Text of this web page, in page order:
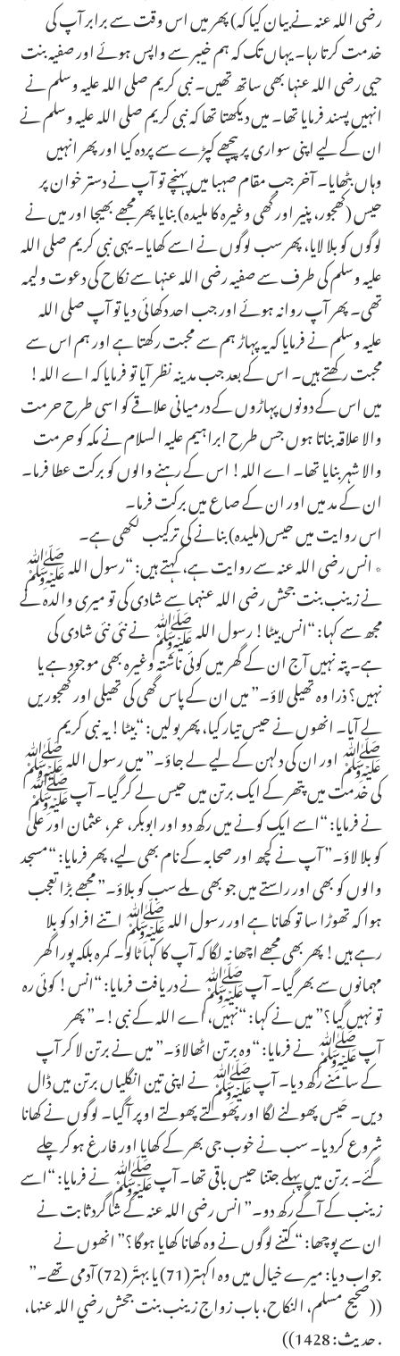
رضی اللہ عنہ نے بیان کیا کہ) پھر میں اس وقت سے برابر آپ کی
خدمت کرتا رہا۔ یہاں تک کہ ہم خیبر سے واپس ہوئے اور صفیہ بنت
حیی رضی اللہ عنہا بھی ساتھ تھیں۔ نبی کریم صلی اللہ علیہ وسلم نے
انہیں پسند فرمایا تھا۔ میں دیکھتا تھا کہ نبی کریم صلی اللہ علیہ وسلم نے
ان کے لیے اپنی سواری پر پیچھے کپڑے سے پردہ کیا اور پھر انہیں
وہاں بٹھایا۔ آخر جب مقام صہبا میں پہنچے تو آپ نے دستر خوان پر
حیس (کھجور، پنیر اور گھی وغیرہ کا ملیدہ) بنایا پھر مجھے بھیجا اور میں نے
لوگوں کو بلا لایا، پھر سب لوگوں نے اسے کھایا۔ یہی نبی کریم صلی اللہ
علیہ وسلم کی طرف سے صفیہ رضی اللہ عنہا سے نکاح کی دعوت ولیمہ
تھی۔ پھر آپ روانہ ہوئے اور جب احد دکھائی دیا تو آپ صلی اللہ
علیہ وسلم نے فرمایا کہ یہ پہاڑ ہم سے محبت رکھتا ہے اور ہم اس سے
محبت رکھتے ہیں۔ اس کے بعد جب مدینہ نظر آیا تو فرمایا کہ اے اللہ!
میں اس کے دونوں پہاڑوں کے درمیانی علاقے کو اسی طرح حرمت
والا علاقہ بناتا ہوں جس طرح ابراہیم علیہ السلام نے مکہ کو حرمت
والا شہر بنایا تھا۔ اے اللہ! اس کے رہنے والوں کو برکت عطا فرما۔
ان کے مد میں اور ان کے صاع میں برکت فرما۔
اس روایت میں حیس(ملیدہ) بنانے کی ترکیب لکھی ہے۔
٭ انس رضی اللہ عنہ سے روایت ہے، کہتے ہیں: “رسول اللہ ﷺ
نے زینب بنت جحش رضی اللہ عنہما سے شادی کی تو میری والدہ نے
مجھ سے کہا: “انس بیٹا! رسول اللہ ﷺ نے نئی نئی شادی کی
ہے۔ پتہ نہیں آج ان کے گھر میں کوئی ناشتہ وغیرہ بھی موجود ہے یا
نہیں؟ ذرا وہ تھیلی لاؤ۔” میں ان کے پاس گھی کی تھیلی اور کھجوریں
لے آیا۔ انھوں نے حیس تیار کیا، پھر بولیں: “بیٹا! یہ نبی کریم
ﷺ اور ان کی دلہن کے لیے لے جاؤ۔” میں رسول اللہ ﷺ
کی خدمت میں پتھر کے ایک برتن میں حیس لے کر گیا۔ آپﷺ
نے فرمایا: “اسے ایک کونے میں رکھ دو اور ابوبکر، عمر، عثمان اور علی
کو بلا لاؤ۔” آپ نے کچھ اور صحابہ کے نام بھی لیے، پھر فرمایا: “مسجد
والوں کو بھی اور راستے میں جو بھی ملے سب کو بلاؤ۔” مجھے بڑا تعجب
ہوا کہ تھوڑا سا تو کھانا ہے اور رسول اللہ ﷺ اتنے افراد کو بلا
رہے ہیں! پھر بھی مجھے اچھا نہ لگا کہ آپ کا کہا ٹالو۔ کمرہ بلکہ پورا گھر
مہمانوں سے بھر گیا۔ آپﷺ نے دریافت فرمایا: “انس! کوئی رہ
تو نہیں گیا؟” میں نے کہا: “نہیں، اے اللہ کے نبی!۔” پھر
آپﷺ نے فرمایا: “وہ برتن اٹھالاؤ۔” میں نے برتن لا کر آپ
کے سامنے رکھ دیا۔ آپﷺ نے اپنی تین انگلیاں برتن میں ڈال
دیں۔ حَیس پھولنے لگا اور پھولتے پھولتے اوپر آگیا۔ لوگوں نے کھانا
شروع کردیا۔ سب نے خوب جی بھر کے کھایا اور فارغ ہوکر چلے
گئے۔ برتن میں پہلے جتنا حیس باقی تھا۔ آپﷺ نے فرمایا: “اسے
زینب کے آگے رکھ دو۔” انس رضی اللہ عنہ کے شاگرد ثابت نے
ان سے پوچھا: “کتنے لوگوں نے وہ کھانا کھایا ہوگا؟” انھوں نے
جواب دیا: میرے خیال میں وہ اکہتر(71) یا بہتّر (72) آدمی تھے۔”
((صحيح مسلم، النكاح، باب زواج زينب بنت جحش رضي الله عنها،
حديث: 1428)) .